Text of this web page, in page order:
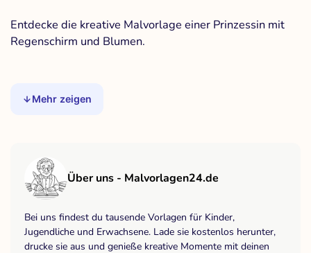
Entdecke die kreative Malvorlage einer Prinzessin mit
Regenschirm und Blumen.
Mehr zeigen
Über uns - Malvorlagen24.de
Bei uns findest du tausende Vorlagen für Kinder,
Jugendliche und Erwachsene. Lade sie kostenlos herunter,
drucke sie aus und genieße kreative Momente mit deinen